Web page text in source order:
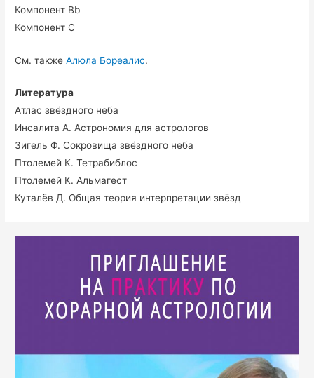
Компонент Bb
Компонент C
См. такжеАлюла Бореалис.
Литература
Атлас звёздного неба
Инсалита А. Астрономия для астрологов
Зигель Ф. Сокровища звёздного неба
Птолемей К. Тетрабиблос
Птолемей К. Альмагест
Куталёв Д. Общая теория интерпретации звёзд